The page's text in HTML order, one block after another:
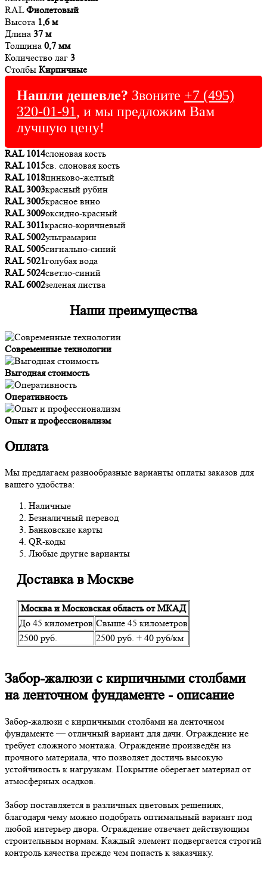
RALФиолетовый
Высота 1,6 м
Длина 37 м
Толщина 0,7 мм
Количество лаг 3
Столбы Кирпичные
Нашли дешевле? Звоните +7 (495)
320-01-91, и мы предложим Вам
лучшую цену!
RAL 1014слоновая кость
RAL 1015св. слоновая кость
RAL 1018цинково-желтый
RAL 3003красный рубин
RAL 3005красное вино
RAL 3009оксидно-красный
RAL 3011красно-коричневый
RAL 5002ультрамарин
RAL 5005сигнально-синий
RAL 5021голубая вода
RAL 5024светло-синий
RAL 6002зеленая листва
Наши преимущества
Современные технологии
Выгодная стоимость
Оперативность
Опыт и профессионализм
Оплата
Мы предлагаем разнообразные варианты оплаты заказов для
вашего удобства:
Наличные
Безналичный перевод
Банковские карты
QR-коды
Любые другие варианты
Доставка в Москве
Москва и Московская область от МКАД
До 45 километров Свыше 45 километров
2500 руб.
2500 руб. + 40 руб/км
Забор-жалюзи с кирпичными столбами
на ленточном фундаменте - описание
Забор-жалюзи с кирпичными столбами на ленточном
фундаменте — отличный вариант для дачи. Ограждение не
требует сложного монтажа. Ограждение произведён из
прочного материала, что позволяет достичь высокую
устойчивость к нагрузкам. Покрытие оберегает материал от
атмосферных осадков.
Забор поставляется в различных цветовых решениях,
благодаря чему можно подобрать оптимальный вариант под
любой интерьер двора. Ограждение отвечает действующим
строительным нормам. Каждый элемент подвергается строгий
контроль качества прежде чем попасть к заказчику.